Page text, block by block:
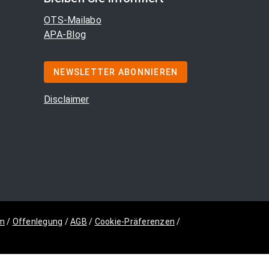
OTS-Mailabo
APA-Blog
NEWSLETTER ABONNIEREN
Disclaimer
/ Offenlegung /AGB / Cookie-Präferenzen /